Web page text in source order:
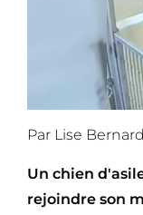
Par Lise Bernard
Un chien
rejoindre son